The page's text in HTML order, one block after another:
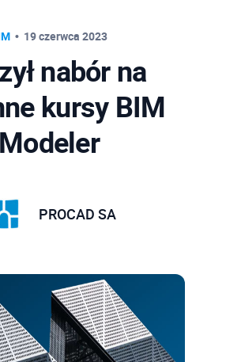
19 czerwca 2023
nabór na
kursy BIM
Modeler
PROCAD SA